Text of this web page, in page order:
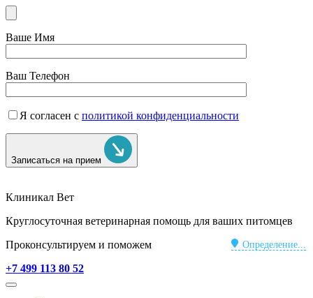
Ваше Имя
Ваш Телефон
Я согласен с политикой конфиденциальности
Записаться на прием
Клиникал Вет
Круглосуточная ветеринарная помощь для ваших питомцев
Определение...
Проконсультируем и поможем
+7 499 113 80 52